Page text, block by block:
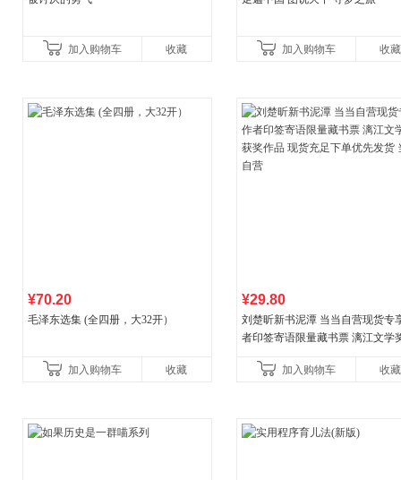
加入购物车 收藏 加入购物车 收藏
¥70.20
毛泽东选集 (全四册，大32开）
加入购物车 收藏
¥29.80
刘楚昕新书泥潭 当当自营现货专
者印签寄语限量藏书票 漓江文学
加入购物车 收藏